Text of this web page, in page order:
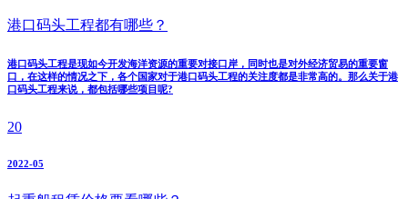
港口码头工程都有哪些？
港口码头工程是现如今开发海洋资源的重要对接口岸，同时也是对外经济贸易的重要窗
口，在这样的情况之下，各个国家对于港口码头工程的关注度都是非常高的。那么关于港
口码头工程来说，都包括哪些项目呢?
20
2022-05